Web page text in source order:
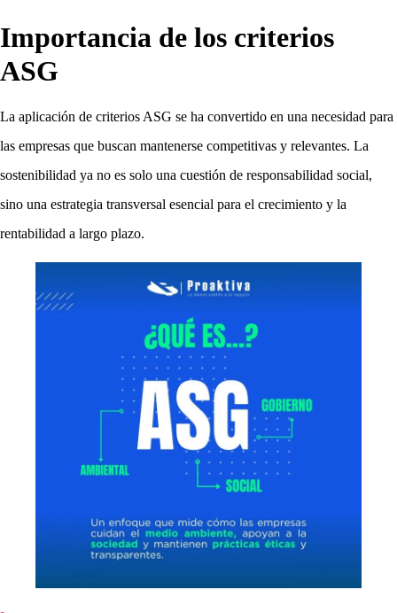
Importancia de los criterios
ASG
La aplicación de criterios ASG se ha convertido en una necesidad para
las empresas que buscan mantenerse competitivas y relevantes. La
sostenibilidad ya no es solo una cuestión de responsabilidad social,
sino una estrategia transversal esencial para el crecimiento y la
rentabilidad a largo plazo.